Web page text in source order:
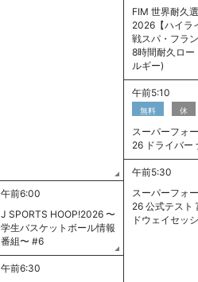
FIM 世界耐久
2026【ハイラ
戦スパ・フラ
8時間耐久ロー
ルギー)
午前5:10
無料 休
スーパーフォ
26 ドライバー
午前5:30
スーパーフォ
26 公式テスト
ドウェイセッ
午前6:00
J SPORTS HOOP!2026 〜
学生バスケットボール情報
番組〜 #6
午前6:30